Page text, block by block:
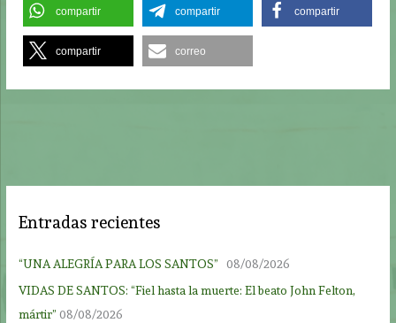
compartir compartir compartir
compartir correo
Entradas recientes
“UNA ALEGRÍA PARA LOS SANTOS”
08/08/2026
VIDAS DE SANTOS: “Fiel hasta la muerte: El beato John Felton,
mártir” 08/08/2026